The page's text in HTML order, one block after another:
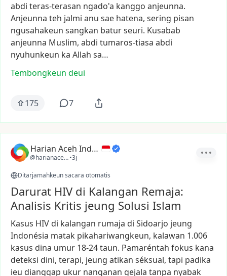
abdi teras-terasan ngado'a kanggo anjeunna.
Anjeunna teh jalmi anu sae hatena, sering pisan
ngusahakeun sangkan baturseuri. Kusabab
anjeunna Muslim, abdi tumaros-tiasa abdi
nyuhunkeun ka Allah sa…
Tembongkeun deui
175 7
Harian Aceh Indonesia
@harianacehindonesia
•3j
Ditarjamahkeun sacara otomatis
Darurat HIV di Kalangan Remaja:
Analisis Kritis jeung Solusi Islam
Kasus HIV di kalangan rumaja di Sidoarjo jeung
Indonésia matak pikahariwangkeun, kalawan 1.006
kasus dina umur 18-24taun. Pamaréntah fokus kana
deteksi dini, terapi, jeung atikan séksual, tapi padika
ieu dianggap ukur nanganan gejala tanpa nyabak